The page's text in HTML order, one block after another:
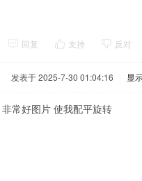
回复 支持 反对
发表于 2025-7-30 01:04:16 显
非常好图片 使我配平旋转